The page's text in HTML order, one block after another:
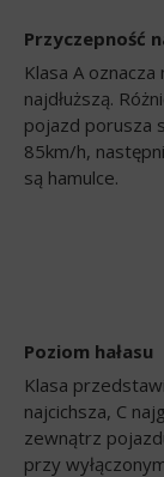
Przyczepność
Klasa A
najdłuższą.
pojazd porusza
85km/h,
są hamulce.
Poziom hałasu
Klasa
najcichsza, C
zewnątrz
przy